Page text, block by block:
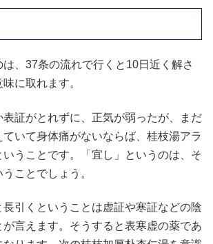
、37条の流れで行くと10日近く解さ
に取れます。
証がとれずに、正気が弱ったが、まだ
いて身体痛がないならば、桂枝湯アラ
いうことです。「宜し」というのは、そ
ことでしょう。
引くということは虚証や寒証などの陰
言えます。そうすると表寒虚の薬であ